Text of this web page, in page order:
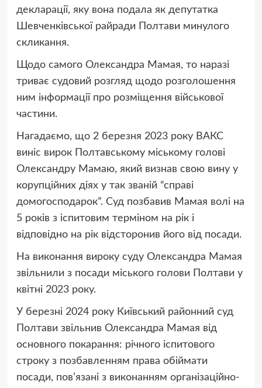
декларації, яку вона подала як депутатка
Шевченківської райради Полтави минулого
скликання.
Щодо самого Олександра Мамая, то наразі
триває судовий розгляд щодо розголошення
ним інформації про розміщення військової
частини.
Нагадаємо, що 2 березня 2023 року ВАКС
виніс вирок Полтавському міському голові
Олександру Мамаю, який визнав свою вину у
корупційних діях у так званій “справі
домогосподарок”. Суд позбавив Мамая волі на
5 років з іспитовим терміном на рік і
відповідно на рік відсторонив його від посади.
На виконання вироку суду Олександра Мамая
звільнили з посади міського голови Полтави у
квітні 2023 року.
У березні 2024 року Київський районний суд
Полтави звільнив Олександра Мамая від
основного покарання: річного іспитового
строку з позбавленням права обіймати
посади, пов’язані з виконанням організаційно-